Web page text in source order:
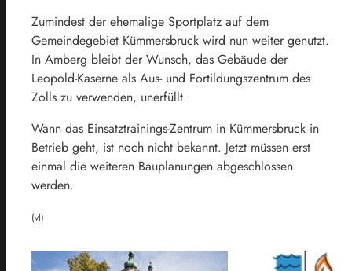
Zumindest der ehemalige Sportplatz auf dem
Gemeindegebiet Kümmersbruck wird nun weiter genutzt.
In Amberg bleibt der Wunsch, das Gebäude der
Leopold-Kaserne als Aus- und Fortildungszentrum des
Zolls zu verwenden, unerfüllt.
Wann das Einsatztrainings-Zentrum in Kümmersbruck in
Betrieb geht, ist noch nicht bekannt. Jetzt müssen erst
einmal die weiteren Bauplanungen abgeschlossen
werden.
(vl)